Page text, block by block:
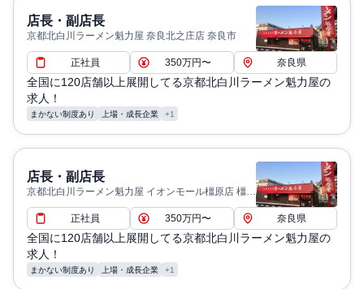
店長・副店長
京都北白川ラーメン魁力屋 奈良北之庄店 奈良市
正社員 350万円〜 奈良県
全国に120店舗以上展開してる京都北白川ラーメン魁力屋の
求人！
まかない制度あり 上場・成長企業 +1
店長・副店長
京都北白川ラーメン魁力屋 イオンモール橿原店 橿原
市
正社員
350万円〜 奈良県
全国に120店舗以上展開してる京都北白川ラーメン魁力屋の
求人！
まかない制度あり 上場・成長企業 +1